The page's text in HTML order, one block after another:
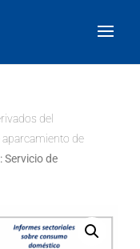
del
aparcamiento de
Servicio de